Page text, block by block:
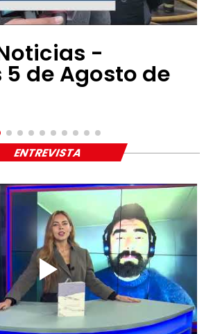
-
de Agosto de
ENTREVISTA